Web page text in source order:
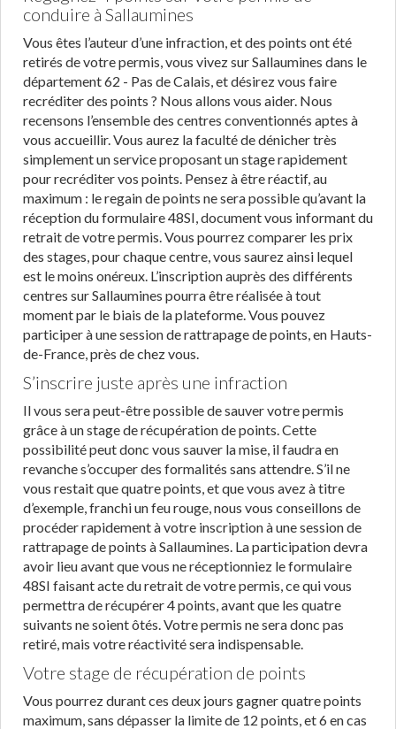
conduire à Sallaumines
Vous êtes l’auteur d’une infraction, et des points ont été
retirés de votre permis, vous vivez sur Sallaumines dans le
département 62 - Pas de Calais, et désirez vous faire
recréditer des points ? Nous allons vous aider. Nous
recensons l’ensemble des centres conventionnés aptes à
vous accueillir. Vous aurez la faculté de dénicher très
simplement un service proposant un stage rapidement
pour recréditer vos points. Pensez à être réactif, au
maximum : le regain de points ne sera possible qu’avant la
réception du formulaire 48SI, document vous informant du
retrait de votre permis. Vous pourrez comparer les prix
des stages, pour chaque centre, vous saurez ainsi lequel
est le moins onéreux. L’inscription auprès des différents
centres sur Sallaumines pourra être réalisée à tout
moment par le biais de la plateforme. Vous pouvez
participer à une session de rattrapage de points, en Hauts-
de-France, près de chez vous.
S’inscrire juste après une infraction
Il vous sera peut-être possible de sauver votre permis
grâce à un stage de récupération de points. Cette
possibilité peut donc vous sauver la mise, il faudra en
revanche s’occuper des formalités sans attendre. S’il ne
vous restait que quatre points, et que vous avez à titre
d’exemple, franchi un feu rouge, nous vous conseillons de
procéder rapidement à votre inscription à une session de
rattrapage de points à Sallaumines. La participation devra
avoir lieu avant que vous ne réceptionniez le formulaire
48SI faisant acte du retrait de votre permis, ce qui vous
permettra de récupérer 4 points, avant que les quatre
suivants ne soient ôtés. Votre permis ne sera donc pas
retiré, mais votre réactivité sera indispensable.
Votre stage de récupération de points
Vous pourrez durant ces deux jours gagner quatre points
maximum, sans dépasser la limite de 12 points, et 6 en cas